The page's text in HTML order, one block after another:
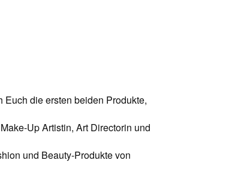
Euch die ersten beiden Produkte,
Up Artistin, Art Directorin und
und Beauty-Produkte von